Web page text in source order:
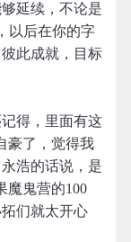
延续，不论是
以后在你的字
此成就，目标
得，里面有这
豪了，觉得我
浩的话说，是
魔鬼营的100
们就太开心